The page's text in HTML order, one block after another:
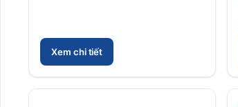
Xem chi tiết